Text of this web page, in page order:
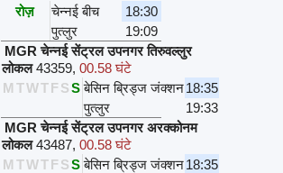
रोज़
चेन्नई बीच
18:30
पुत्लुर
19:09
MGR चेन्नई सेंट्रल उपनगर तिरुवल्लुर
लोकल 43359, 00.58 घंटे
M TWTFSS बेसिन ब्रिड्ज जंक्शन18:35
पुत्लुर
19:33
MGR चेन्नई सेंट्रल उपनगर अरक्कोनम
लोकल 43487, 00.58 घंटे
M TWTFSS बेसिन ब्रिड्ज जंक्शन18:35